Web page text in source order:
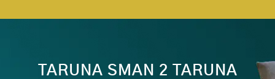
TARUNA SMAN 2 TARUNA